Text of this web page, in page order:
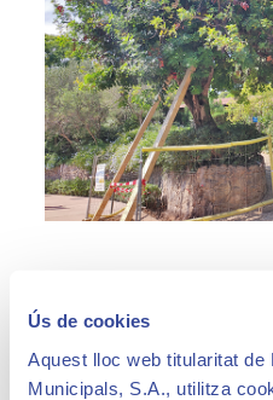
Ús de cookies
Aquest lloc web titularitat de
Municipals, S.A., utilitza